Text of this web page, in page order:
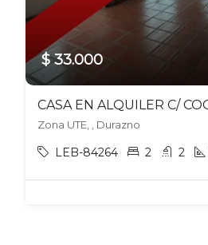
$ 33.000
Zona UTE, , Durazno
LEB-84264 2 2